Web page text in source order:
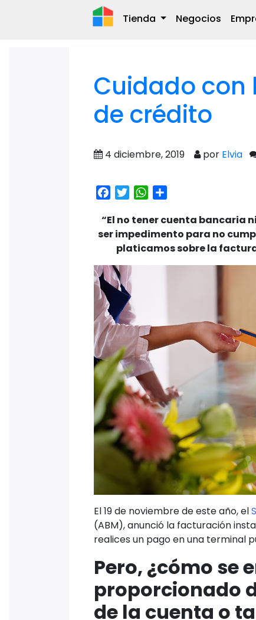
Tienda Negocios
Cuidado con
de crédito
4 diciembre, 2019 por Elvia
Facebook
TwitterWhatsApp
“El no tener cuenta bancaria
ser impedimento para no
platicamos sobre la
El 19 de noviembre de este año, el
(ABM), anunció la facturación
realices un pago en una terminal
Pero, ¿cómo se
proporcionado
de la cuenta o